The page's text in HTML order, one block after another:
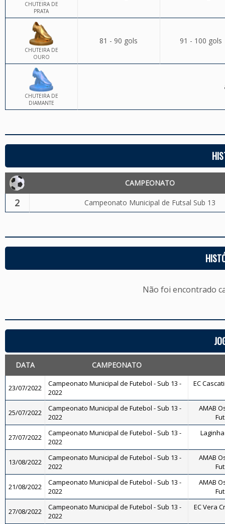
CHUTEIRA DE
PRATA
CHUTEIRA DE
OURO
81 - 90 gols 91 - 100 gols
CHUTEIRA DE
DIAMANTE
CAMPEONATO
2 Campeonato Municipal de Futsal Sub 13
Não foi encontrado
DATA CAMPEONATO
23/07/2022
Campeonato Municipal de Futebol - Sub 13 -
2022
EC
25/07/2022
Campeonato Municipal de Futebol - Sub 13 -
2022
AMAB
27/07/2022
Campeonato Municipal de Futebol - Sub 13 -
2022
Laginha
13/08/2022
Campeonato Municipal de Futebol - Sub 13 -
2022
AMAB
21/08/2022
Campeonato Municipal de Futebol - Sub 13 -
2022
AMAB
27/08/2022
Campeonato Municipal de Futebol - Sub 13 -
2022
EC Vera